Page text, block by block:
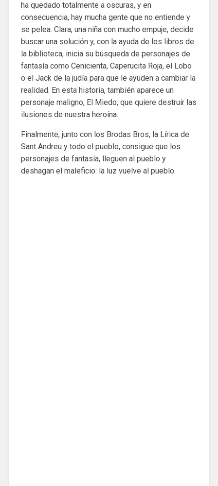
ha quedado totalmente a oscuras, y en
consecuencia, hay mucha gente que no entiende y
se pelea. Clara, una niña con mucho empuje, decide
buscar una solución y, con la ayuda de los libros de
la biblioteca, inicia su búsqueda de personajes de
fantasía como Cenicienta, Caperucita Roja, el Lobo
o el Jack de la judía para que le ayuden a cambiar la
realidad. En esta historia, también aparece un
personaje maligno, El Miedo, que quiere destruir las
ilusiones de nuestra heroína.
Finalmente, junto con los Brodas Bros, la Lírica de
Sant Andreu y todo el pueblo, consigue que los
personajes de fantasía, lleguen al pueblo y
deshagan el maleficio: la luz vuelve al pueblo.